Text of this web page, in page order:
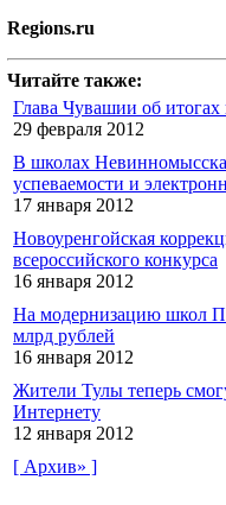
Regions.ru
Читайте также:
Глава Чувашии об
29 февраля 2012
В школах
успеваемости и
17 января 2012
Новоуренгойская
всероссийского конкурса
16 января 2012
На модернизацию школ
млрд рублей
16 января 2012
Жители Тулы теперь
Интернету
12 января 2012
[ Архив» ]